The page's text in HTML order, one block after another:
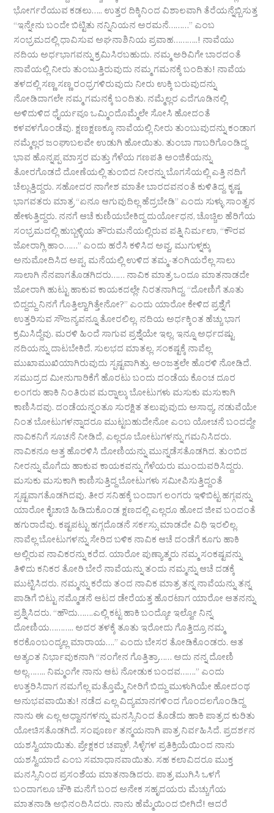
ಭೋರ್ಗರೆಯುವ ಕಡಲು….. ಉತ್ತರ ದಿಕ್ಕಿನಿಂದ ವಿಶಾಲವಾಗಿ ತೆರೆಯನ್ನೆಬ್ಬಿಸುತ್ತ
“ಇನ್ನೇನು ಬಂದೇ ಬಿಟ್ಟಿತು ನನ್ನಿನಿಯನ ಅರಮನೆ………” ಎಂಬ
ಸಂಭ್ರಮದಲ್ಲಿ ಧಾವಿಸುವ ಅಘನಾಶಿನಿಯ ಪ್ರವಾಹ………..! ನಾವೆಯು
ನದಿಯ ಅರ್ಧಭಾಗವನ್ನು ಕ್ರಮಿಸಿರಬಹುದು. ನಮ್ಮ ಅರಿವಿಗೇ ಬಾರದಂತೆ
ನಾವೆಯಲ್ಲಿ ನೀರು ತುಂಬುತ್ತಿರುವುದು ನಮ್ಮ ಗಮನಕ್ಕೆ ಬಂದಿತು! ನಾವೆಯ
ತಳದಲ್ಲಿ ಸಣ್ಣ ಸಣ್ಣ ರಂಧ್ರಗಳಿರುವುದು ನೀರು ಉಕ್ಕಿ ಬರುವುದನ್ನು
ನೋಡಿದಾಗಲೇ ನಮ್ಮ ಗಮನಕ್ಕೆ ಬಂದಿತು. ನಮ್ಮೆಲ್ಲರ ಎದೆಗೂಡಿನಲ್ಲಿ
ಅಳಿದುಳಿದ ಧೈರ್ಯವೂ ಒಮ್ಮಿಂದೊಮ್ಮೆಲೇ ಸೋಸಿ ಹೋದಂತೆ
ಕಳವಳಗೊಂಡೆವು. ಕ್ಷಣಕ್ಷಣಕ್ಕೂ ನಾವೆಯಲ್ಲಿ ನೀರು ತುಂಬುವುದನ್ನು ಕಂಡಾಗ
ನಮ್ಮೆಲ್ಲರ ಜಂಘಾಬಲವೇ ಉಡುಗಿ ಹೋಯಿತು. ತುಂಬಾ ಗಾಬರಿಗೊಂಡಿದ್ದ
ಭಾವ ಹೊನ್ನಪ್ಪ ಮಾಸ್ತರ ಮತ್ತು ಗೆಳೆಯ ಗಣಪತಿ ಅಂಜಿಕೆಯನ್ನು
ತೋರಗೊಡದೆ ದೋಣೆಯಲ್ಲಿ ತುಂಬಿದ ನೀರನ್ನು ಬೊಗಸೆಯಲ್ಲಿ ಎತ್ತಿ ನದಿಗೆ
ಚೆಲ್ಲುತ್ತಿದ್ದರು. ಸಹೋದರ ನಾಗೇಶ ಮಾತೇ ಬಾರದವನಂತೆ ಕುಳಿತಿದ್ದ. ಕೃಷ್ಣ
ಭಾಗವತರು ಮಾತ್ರ “ಏನೂ ಆಗುವುದಿಲ್ಲ ಹೆದ್ರಬೇಡಿ” ಎಂದು ಸುಳ್ಳು ಸಾಂತ್ವನ
ಹೇಳುತ್ತಿದ್ದರು. ನನಗೆ ಆಚೆ ಕುಣಿಯಬೇಕಿದ್ದ ದುರ್ಯೋಧನ, ಚೊಚ್ಚಿಲ ಹೆರಿಗೆಯ
ಸಂಭ್ರಮದಲ್ಲಿ ಹುಬ್ಬಳ್ಳಿಯ ತೌರುಮನೆಯಲ್ಲಿರುವ ಪತ್ನಿ ನಿರ್ಮಲಾ, “ಕೌರವ
ಜೋರಾಗ್ಲಿ ಹಾಂ……” ಎಂದು ಹರೆಸಿ ಕಳಿಸಿದ ಅವ್ವ, ಮುಗುಳ್ನಕ್ಕು
ಅನುಮೋದಿಸಿದ ಅಪ್ಪ, ಮನೆಯಲ್ಲಿ ಉಳಿದ ತಮ್ಮ-ತಂಗಿಯರೆಲ್ಲ ಸಾಲು
ಸಾಲಾಗಿ ನೆನಪಾಗತೊಡಗಿದರು…… ನಾವಿಕ ಮಾತ್ರ ಒಂದೂ ಮಾತನಾಡದೇ
ಜೋರಾಗಿ ಹುಟ್ಟು ಹಾಕುವ ಕಾಯಕದಲ್ಲೇ ನಿರತನಾಗಿದ್ದ. “ದೋಣಿಗೆ ತೂತು
ಬಿದ್ದದ್ದು ನಿನಗೆ ಗೊತ್ತಿಲ್ವಾಗಿತ್ತೇನೋ?” ಎಂದು ಯಾರೋ ಕೇಳಿದ ಪ್ರಶ್ನೆಗೆ
ಉತ್ತರಿಸುವ ಸೌಜನ್ಯವನ್ನೂ ತೋರಲಿಲ್ಲ. ನದಿಯ ಅರ್ಧಕ್ಕಿಂತ ಹೆಚ್ಚು ಭಾಗ
ಕ್ರಮಿಸಿದ್ದೆವು. ಮರಳಿ ಹಿಂದೆ ಸಾಗುವ ಪ್ರಶ್ನೆಯೇ ಇಲ್ಲ. ಇನ್ನೂ ಅರ್ಧದಷ್ಟು
ನದಿಯನ್ನು ದಾಟಬೇಕಿದೆ. ಸುಲಭದ ಮಾತಲ್ಲ. ಸಂಕಷ್ಟಕ್ಕೆ ನಾವೆಲ್ಲ
ಮುಖಾಮುಖಿಯಾಗಿರುವುದು ಸ್ಪಷ್ಟವಾಗಿತ್ತು. ಅಂಜತ್ತಲೇ ಹೊರಳಿ ನೋಡಿದೆ.
ಸಮುದ್ರದ ಮೀನುಗಾರಿಕೆಗೆ ಹೊರಟು ಬಂದು ದಂಡೆಯ ಕೊಂಚ ದೂರ
ಲಂಗರು ಹಾಕಿ ನಿಂತಿರುವ ಮರ‍್ನಾಲ್ಕು ಬೋಟುಗಳು ಮಸುಕು ಮಸುಕಾಗಿ
ಕಾಣಿಸಿದವು. ದಂಡೆಯನ್ನಂತೂ ಸುರಕ್ಷಿತ ತಲುಪುವುದು ಅಸಾಧ್ಯ. ನಡುವೆಯೇ
ನಿಂತ ಬೋಟುಗಳನ್ನಾದರೂ ಮುಟ್ಟಬಹುದೇನೋ ಎಂಬ ಯೋಚನೆ ಬಂದದ್ದೇ
ನಾವಿಕನಿಗೆ ಸೂಚನೆ ನೀಡಿದೆ, ಎಲ್ಲರೂ ಬೋಟುಗಳನ್ನು ಗಮನಿಸಿದರು.
ನಾವಿಕನೂ ಅತ್ತ ಹೊರಳಿಸಿ ದೋಣಿಯನ್ನು ಮುನ್ನಡೆಸತೊಡಗಿದ. ತುಂಬಿದ
ನೀರನ್ನು ಮೊಗೆದು ಹಾಕುವ ಕಾಯಕವನ್ನು ಗೆಳೆಯರು ಮುಂದುವರಿಸಿದ್ದರು.
ಮಸುಕು ಮಸುಕಾಗಿ ಕಾಣಿಸುತ್ತಿದ್ದ ಬೋಟುಗಳು ಸಮೀಪಿಸುತ್ತಿದ್ದಂತೆ
ಸ್ಪಷ್ಟವಾಗತೊಡಗಿದವು. ತೀರ ಸನಿಹಕ್ಕೆ ಬಂದಾಗ ಲಂಗರು ಇಳಿಬಿಟ್ಟ ಹಗ್ಗವನ್ನು
ಯಾರೋ ಕೈಚಾಚಿ ಹಿಡಿದುಕೊಂಡ ಕ್ಷಣದಲ್ಲಿ ಎಲ್ಲರೂ ಹೋದ ಜೀವ ಬಂದಂತೆ
ಹಗುರಾದೆವು. ಕಷ್ಟಪಟ್ಟು ಹಗ್ಗದೊಡನೆ ಸರ್ಕಸ್ಸು ಮಾಡದೇ ವಿಧಿ ಇರಲಿಲ್ಲ.
ನಾವೆಲ್ಲ ಬೋಟುಗಳನ್ನು ಸೇರಿದ ಬಳಿಕ ನಾವಿಕ ಆಚೆ ದಂಡೆಗೆ ಕೂಗು ಹಾಕಿ
ಅಲ್ಲಿರುವ ನಾವಿಕರನ್ನು ಕರೆದ. ಯಾರೋ ಪುಣ್ಯಾತ್ಮರು ನಮ್ಮ ಸಂಕಷ್ಟವನ್ನು
ತಿಳಿದು ಕನಿಕರ ತೋರಿ ಬೇರೆ ನಾವೆಯನ್ನು ತಂದು ನಮ್ಮನ್ನು ಆಚೆ ದಡಕ್ಕೆ
ಮುಟ್ಟಿಸಿದರು. ನಮ್ಮನ್ನು ಕರೆದು ತಂದ ನಾವಿಕ ಮಾತ್ರ ತನ್ನ ನಾವೆಯನ್ನು ತನ್ನ
ಪಾಡಿಗೆ ಬಿಟ್ಟು ನಮ್ಮೊಡನೆ ಆಟದ ಡೇರೆಯತ್ತ ಹೊರಟಾಗ ಯಾರೋ ಆತನನ್ನು
ಪ್ರಶ್ನಿಸಿದರು. “ಹೌದು…….ಎಲ್ಲಿ ಕಟ್ಟ ಹಾಕಿ ಬಂದ್ಯೋ ಇಲ್ವೋ ನಿನ್ನ
ದೋಣಿಯ……….. ಅದರ ತಳಕ್ಕೆ ತೂತು ಇರೋದು ಗೊತ್ತಿದ್ರೂ ನಮ್ಮ
ಕರಕೊಂಬಂದ್ಯಲ್ಲ ಮಾರಾಯ….” ಎಂದು ಬೇಸರ ತೋಡಿಕೊಂಡರು. ಆತ
ಅತ್ಯಂತ ನಿರ್ಭಾವುಕನಾಗಿ “ನಂಗೇನ ಗೊತ್ತಿತ್ರಾ…… ಅದು ನನ್ನ ದೋಣಿ
ಅಲ್ಲ…….. ನಿಮ್ಮಂಗೇ ನಾನು ಆಟ ನೋಡುಕ ಬಂದವ…….” ಎಂದು
ಉತ್ತರಿಸಿದಾಗ ನಮಗೆಲ್ಲ ಮತ್ತೊಮ್ಮೆ ನೀರಿಗೆ ಬಿದ್ದು ಮುಳುಗಿಯೇ ಹೋದಂಥ
ಅನುಭವವಾಯಿತು! ನಡೆದ ಎಲ್ಲ ವಿದ್ಯಮಾನಗಳಿಂದ ಗೊಂದಲಗೊಂಡಿದ್ದ
ನಾನು ಈ ಎಲ್ಲ ಅಧ್ವಾನಗಳನ್ನು ಮನಸ್ಸಿನಿಂದ ತೊಡೆದು ಹಾಕಿ ಪಾತ್ರದ ಕುರಿತು
ಯೋಚಿಸತೊಡಗಿದೆ. ಸಂಪೂರ್ಣ ತನ್ಮಯನಾಗಿ ಪಾತ್ರ ನಿರ್ವಹಿಸಿದೆ. ಪ್ರದರ್ಶನ
ಯಶಸ್ವಿಯಾಯಿತು. ಪ್ರೇಕ್ಷಕರ ಚಪ್ಪಾಳೆ, ಸಿಳ್ಳೆಗಳ ಪ್ರತಿಕ್ರಿಯೆಯಿಂದ ನಾನು
ಯಶಸ್ವಿಯಾದೆ ಎಂಬ ಸಮಾಧಾನವಾಯಿತು. ಸಹ ಕಲಾವಿದರೂ ಮುಕ್ತ
ಮನಸ್ಸಿನಿಂದ ಪ್ರಸಂಶೆಯ ಮಾತನಾಡಿದರು. ಪಾತ್ರ ಮುಗಿಸಿ ಒಳಗೆ
ಬಂದಾಗಲೂ ಚೌಕಿ ಮನೆಗೆ ಬಂದ ಅನೇಕ ಸಹೃದಯರು ಮೆಚ್ಚುಗೆಯ
ಮಾತನಾಡಿ ಅಭಿನಂದಿಸಿದರು. ನಾನು ಹೆಮ್ಮೆಯಿಂದ ಬೀಗಿದೆ! ಆದರೆ